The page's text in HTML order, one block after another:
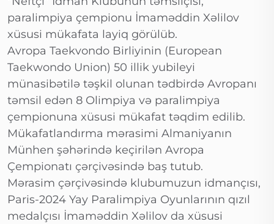
paralimpiya çempionu İmaməddin Xəlilov
xüsusi mükafata layiq görülüb.
Avropa Taekvondo Birliyinin (European
Taekwondo Union) 50 illik yubileyi
münasibətilə təşkil olunan tədbirdə Avropanı
təmsil edən 8 Olimpiya və paralimpiya
çempionuna xüsusi mükafat təqdim edilib.
Mükafatlandırma mərasimi Almaniyanın
Münhen şəhərində keçirilən Avropa
Çempionatı çərçivəsində baş tutub.
Mərasim çərçivəsində klubumuzun idmançısı,
Paris-2024 Yay Paralimpiya Oyunlarının qızıl
medalçısı İmaməddin Xəlilov da xüsusi